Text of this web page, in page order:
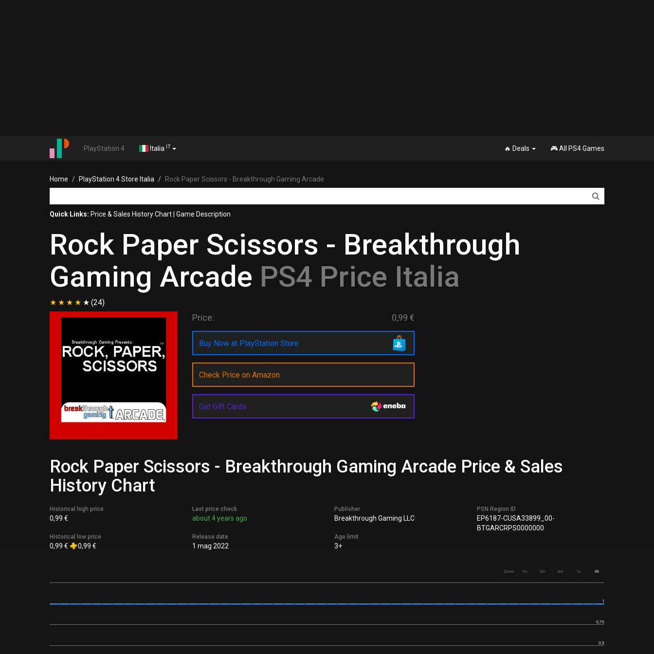
PlayStation 4 Italia IT 🔥 Deals 🎮 All PS4 Games
Home PlayStation 4 Store Italia Rock Paper Scissors - Breakthrough Gaming Arcade
Quick Links: Price & Sales History Chart Game Description
Rock Paper Scissors - Breakthrough
Gaming Arcade PS4 Price Italia
(24)
Price: 0,99 €
Buy Now at PlayStation Store
Check Price on Amazon
Get Gift Cards
Rock Paper Scissors - Breakthrough Gaming Arcade Price & Sales
History Chart
Historical high price
0,99 €
Historical low price
0,99 € 0,99 €
Last price check
about 4 years ago
Release date
1 mag 2022
Publisher
Breakthrough Gaming LLC
Age limit
3+
PSN Region ID
EP6187-CUSA33899_00-
BTGARCRPS0000000
Zoom 1m 3m 6m 1y All
0,5
0,75
1